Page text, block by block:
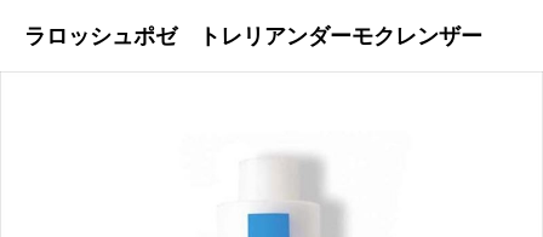
ラロッシュポゼ トレリアンダーモクレンザー